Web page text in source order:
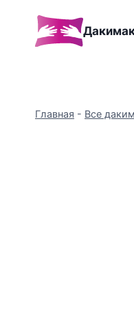
содержимому
Главная - Все